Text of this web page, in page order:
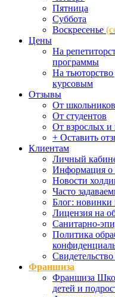
Пятница
Суббота
Воскресенье
Цены
На
программы
На
курсовым
Отзывы
От школьников
От студентов
От взрослых и
+ Оставить
Клиентам
Личный
Информация о
Новости
Часто
Блог: новинки
Лицензия на
Санитарно-
Политика
Франшиза
Франшиза
детей и